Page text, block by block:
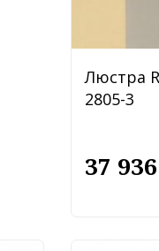
Люстра
2805-3
37